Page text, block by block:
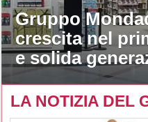
Gruppo
crescita nel
e solida
LA NOTIZIA DEL